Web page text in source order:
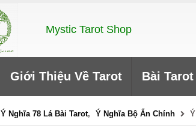
Mystic Tarot Shop
Giới Thiệu Về Tarot Bài
Ý Nghĩa 78 Lá Bài Tarot, Ý Nghĩa Bộ Ẩn Chính